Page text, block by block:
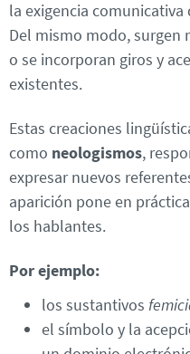
la exigencia
Del mismo modo, surgen
o se incorporan giros y
existentes.
Estas creaciones
como neologismos,
expresar nuevos
aparición pone en
los hablantes.
Por ejemplo:
los sustantivos
el símbolo y la